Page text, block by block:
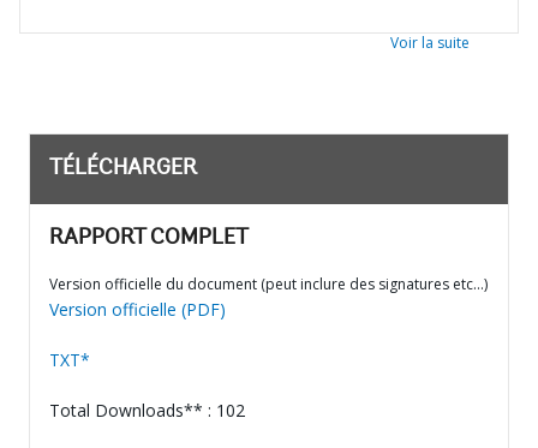
Voir la suite
TÉLÉCHARGER
RAPPORT COMPLET
Version officielle du document (peut inclure des signatures etc…)
Version officielle (PDF)
TXT*
Total Downloads** : 102